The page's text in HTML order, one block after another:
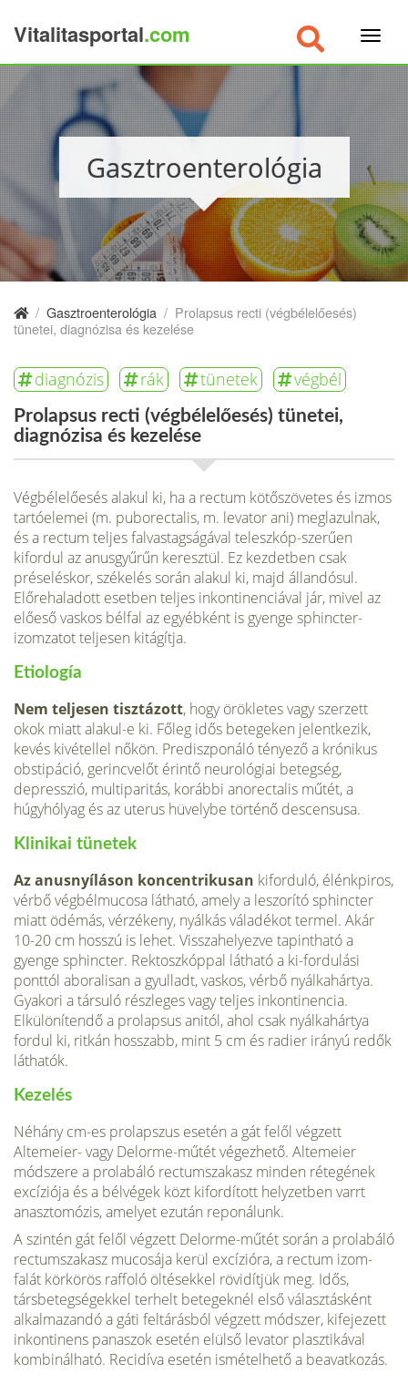
Vitalitasportal.com
Gasztroenterológia
/ Gasztroenterológia / Prolapsus recti (végbélelőesés)
tünetei, diagnózisa és kezelése
diagnózis rák tünetek végbél
Prolapsus recti (végbélelőesés) tünetei,
diagnózisa és kezelése
Végbélelőesés alakul ki, ha a rectum kötőszövetes és iz­mos
tartóelemei (m. puborectalis, m. levator ani) meg­lazulnak,
és a rectum teljes falvastagságával teleszkóp-szerűen
kifordul az anusgyűrűn keresztül. Ez kezdetben csak
préseléskor, székelés során alakul ki, majd állandósul.
Előrehaladott esetben teljes inkontinenciával jár, mivel az
előeső vaskos bélfal az egyébként is gyenge sphincter-
izomzatot teljesen kitágítja.
Etiología
Nem teljesen tisztázott, hogy örökletes vagy szerzett
okok miatt alakul-e ki. Főleg idős betegeken jelentkezik,
kevés kivétellel nőkön. Prediszponáló tényező a króni­kus
obstipáció, gerincvelőt érintő neurológiai betegség,
depresszió, multiparitás, korábbi anorectalis műtét, a
húgyhólyag és az uterus hüvelybe történő descensusa.
Klinikai tünetek
Az anusnyíláson koncentrikusan kiforduló, élénkpiros,
vérbő végbélmucosa látható, amely a leszorító sphinc­ter
miatt ödémás, vérzékeny, nyálkás váladékot termel. Akár
10-20 cm hosszú is lehet. Visszahelyezve tapint­ható a
gyenge sphincter. Rektoszkóppal látható a ki-fordulási
ponttól aboralisan a gyulladt, vaskos, vérbő nyálkahártya.
Gyakori a társuló részleges vagy teljes in­kontinencia.
Elkülönítendő a prolapsus anitól, ahol csak nyálkahártya
fordul ki, ritkán hosszabb, mint 5 cm és radier irányú redők
láthatók.
Kezelés
Néhány cm-es prolapszus esetén a gát felől végzett
Altemeier- vagy Delorme-műtét végezhető. Altemeier
módszere a prolabáló rectumszakasz minden rétegének
excíziója és a bélvégek közt kifordított helyzetben varrt
anasztomózis, amelyet ezután reponálunk.
A szintén gát felől végzett Delorme-műtét során a prolabáló
rec­tumszakasz mucosája kerül excízióra, a rectum izom­
falát körkörös raffoló öltésekkel rövidítjük meg. Idős,
társbetegségekkel terhelt betegeknél első választásként
alkalmazandó a gáti feltárásból végzett módszer, kife­jezett
inkontinens panaszok esetén elülső levator plasz­tikával
kombinálható. Recidíva esetén ismételhető a be­avatkozás.
×